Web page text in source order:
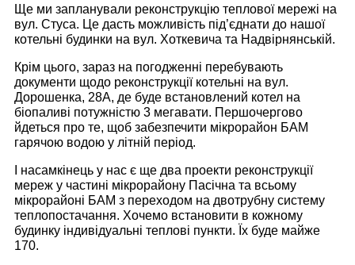
Ще ми запланували реконструкцію теплової мережі на
вул. Стуса. Це дасть можливість під’єднати до нашої
котельні будинки на вул. Хоткевича та Надвірнянській.
Крім цього, зараз на погодженні перебувають
документи щодо реконструкції котельні на вул.
Дорошенка, 28А, де буде встановлений котел на
біопаливі потужністю 3 мегавати. Першочергово
йдеться про те, щоб забезпечити мікрорайон БАМ
гарячою водою у літній період.
І насамкінець у нас є ще два проекти реконструкції
мереж у частині мікрорайону Пасічна та всьому
мікрорайоні БАМ з переходом на двотрубну систему
теплопостачання. Хочемо встановити в кожному
будинку індивідуальні теплові пункти. Їх буде майже
170.